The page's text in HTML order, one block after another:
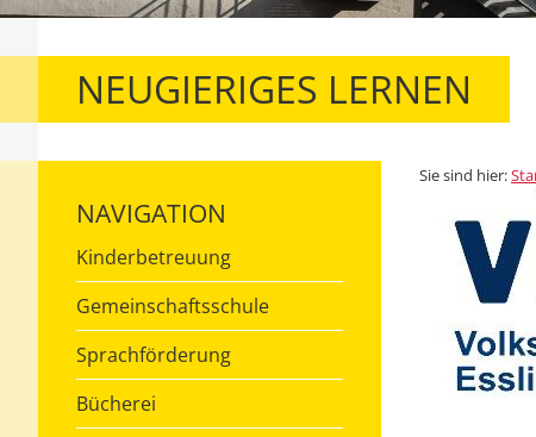
NEUGIERIGES LERNEN
NAVIGATION
Kinderbetreuung
Gemeinschaftsschule
Sprachförderung
Bücherei
Sie sind hier: